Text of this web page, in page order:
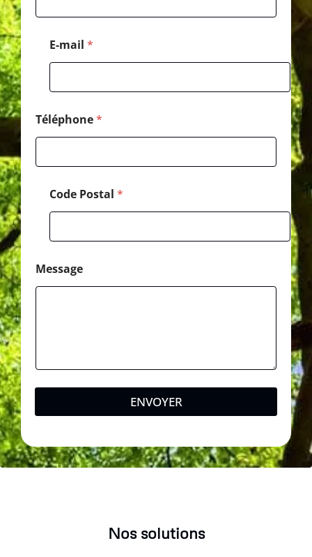
E-mail *
Téléphone*
Code Postal *
Message
ENVOYER
Nos solutions